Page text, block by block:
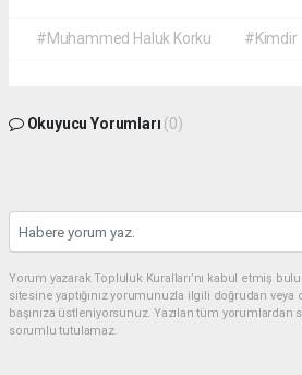
#Muhammed Haluk Korku #Kimdir
Okuyucu Yorumları (0)
Yorum yazarak Topluluk Kuralları’nı kabul etmiş
sitesine yaptığınız yorumunuzla ilgili doğrudan
başınıza üstleniyorsunuz. Yazılan tüm
sorumlu tutulamaz.